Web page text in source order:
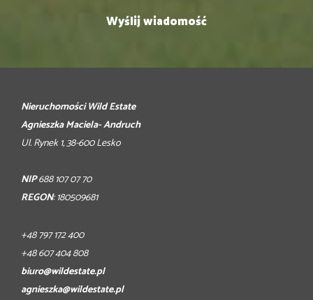
Nieruchomości Wild Estate
Agnieszka Maciela- Andruch
Ul. Rynek 1, 38-600 Lesko
NIP688 107 07 70
REGON: 180509681
+48 797 172 400
+48 607 404 808
biuro@wildestate.pl
agnieszka@wildestate.pl